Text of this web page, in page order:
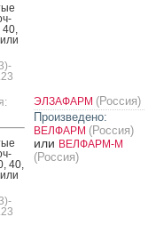
40,
ЭЛЗАФАРМ (Россия)
Произведено:
ВЕЛФАРМ (Россия)
или ВЕЛФАРМ-М
(Россия)